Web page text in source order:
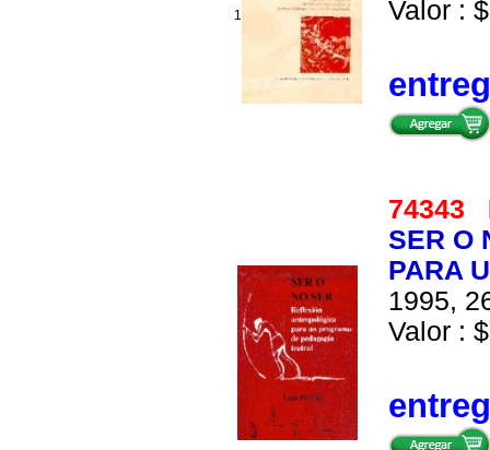
1
Valor :
74343
SER O
PARA
1995,
Valor :